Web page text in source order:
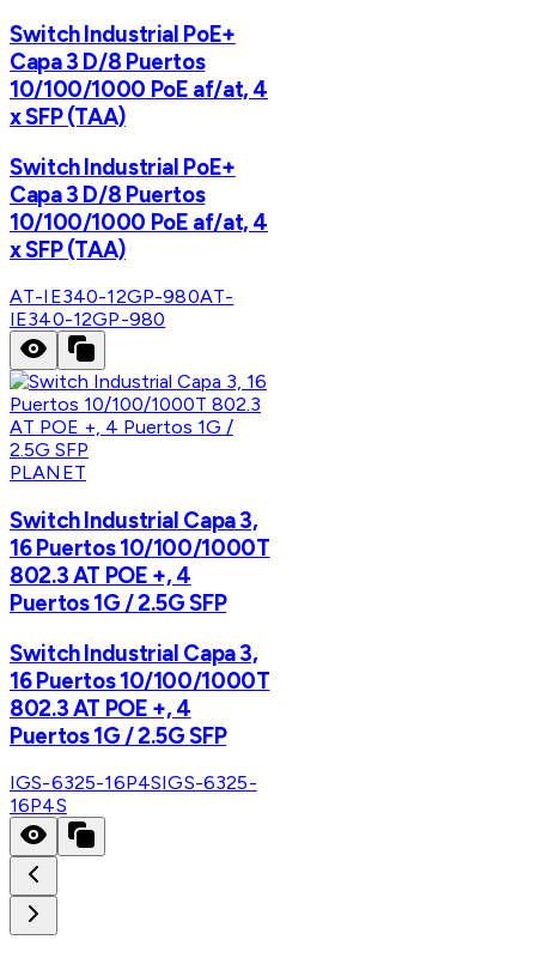
Switch Industrial PoE+
Capa 3 D/8 Puertos
10/100/1000 PoE af/at, 4
x SFP (TAA)
Switch Industrial PoE+
Capa 3 D/8 Puertos
10/100/1000 PoE af/at, 4
x SFP (TAA)
AT-IE340-12GP-980AT-
IE340-12GP-980
PLANET
Switch Industrial Capa 3,
16 Puertos 10/100/1000T
802.3 AT POE +, 4
Puertos 1G / 2.5G SFP
Switch Industrial Capa 3,
16 Puertos 10/100/1000T
802.3 AT POE +, 4
Puertos 1G / 2.5G SFP
IGS-6325-16P4SIGS-6325-
16P4S